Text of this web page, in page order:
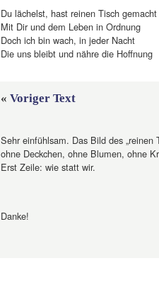
Du lächelst, hast reinen Tisch gemacht
Mit Dir und dem Leben in Ordnung
Doch ich bin wach, in jeder Nacht
Die uns bleibt und nähre die Hoffnung
« Voriger Text
Sehr einfühlsam. Das Bild des „reinen
ohne Deckchen, ohne Blumen, ohne
Erst Zeile: wie statt wir.
Danke!